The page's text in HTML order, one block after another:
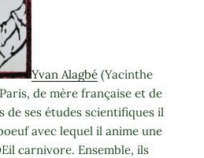
Yvan Alagbé (Yacinthe
de mère française et de
de ses études scientifiques il
avec lequel il anime une
carnivore. Ensemble, ils